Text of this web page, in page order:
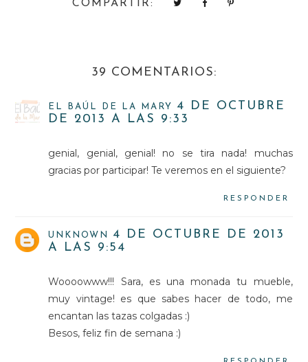
COMPARTIR:
39 COMENTARIOS:
EL BAÚL DE LA MARY
4 DE OCTUBRE
DE 2013 A LAS 9:33
genial, genial, genial! no se tira nada! muchas
gracias por participar! Te veremos en el siguiente?
RESPONDER
UNKNOWN
4 DE OCTUBRE DE 2013
A LAS 9:54
Woooowww!!! Sara, es una monada tu mueble,
muy vintage! es que sabes hacer de todo, me
encantan las tazas colgadas :)
Besos, feliz fin de semana :)